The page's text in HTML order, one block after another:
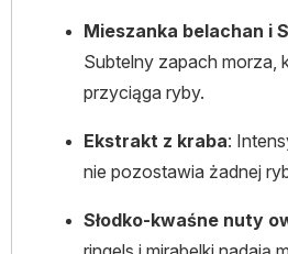
Mieszanka belachan i
Subtelny zapach morza,
przyciąga ryby.
Ekstrakt z kraba:
nie pozostawia żadnej
Słodko-kwaśne nuty